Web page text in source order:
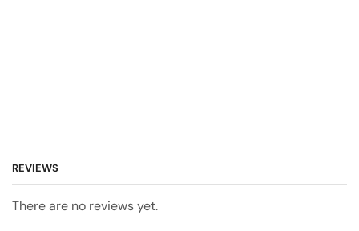
REVIEWS
There are no reviews yet.